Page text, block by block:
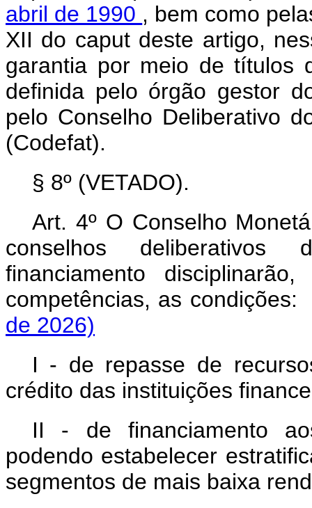
abril de 1990 , bem como
XII do caput deste artigo,
garantia por meio de títulos
definida pelo órgão gestor
pelo Conselho Deliberativo
(Codefat).
§ 8º (VETADO).
Art. 4º O Conselho
conselhos deliberativos
financiamento
competências, as
de 2026)
I - de repasse de
crédito das instituições
II - de financiamento
podendo estabelecer
segmentos de mais baixa